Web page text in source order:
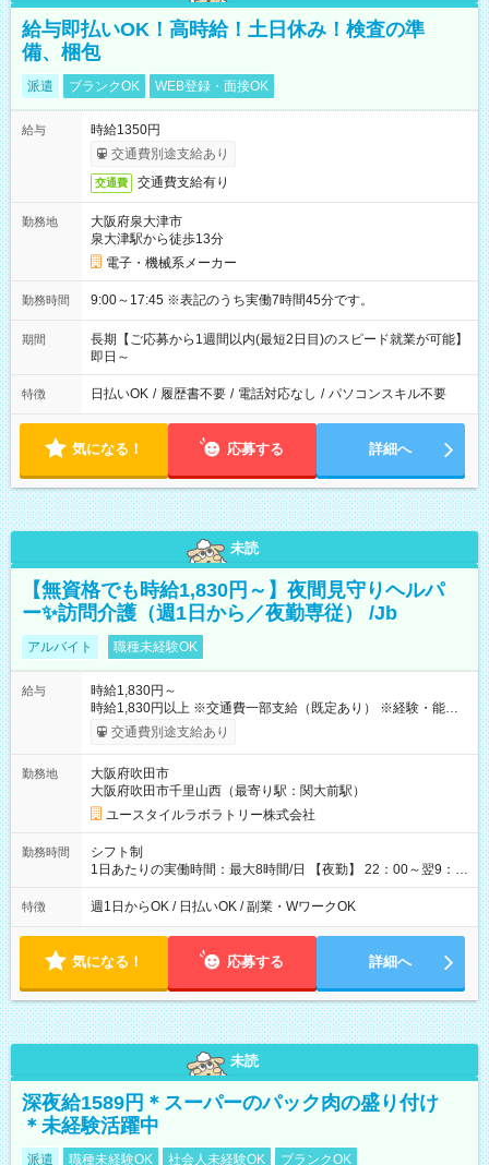
給与即払いOK！高時給！土日休み！検査の準
備、梱包
派遣 ブランクOK WEB登録・面接OK
給与
時給1350円
交通費別途支給あり
交通費 交通費支給有り
勤務地
大阪府泉大津市
泉大津駅から徒歩13分
電子・機械系メーカー
勤務時間 9:00～17:45 ※表記のうち実働7時間45分です。
期間
長期【ご応募から1週間以内(最短2日目)のスピード就業が可能】
即日～
特徴 日払いOK / 履歴書不要 / 電話対応なし / パソコンスキル不要
気になる！ 応募する 詳細へ
未読
【無資格でも時給1,830円～】夜間見守りヘルパ
ー✨訪問介護（週1日から／夜勤専従） /Jb
アルバイト 職種未経験OK
給与
時給1,830円～
時給1,830円以上 ※交通費一部支給（既定あり） ※経験・能力を
考慮して決定します 【収入例】 週1回勤務の場合：1,830円×8時
間×4回=5万8,560円 週3回勤務の場合：1,830円×8時間×12回
月 ※ 雇用形態と給与に、本採用時と異なる部分があります。 雇
用形態：本採用時と同じです。 給与：時給 1,610円以上
交通費別途支給あり
勤務地
大阪府吹田市
大阪府吹田市千里山西（最寄り駅：関大前駅）
ユースタイルラボラトリー株式会社
勤務時間
シフト制
1日あたりの実働時間：最大8時間/日 【夜勤】 22：00～翌9：
00 ※週1日～OK ／ 夜勤専従 ＊＊ 勤務時間例 ＊＊ ■22時か
ら翌7時 ■23時から翌8時 ■24時から翌9時 など ※上記の時間
ます。 ※曜日固定（毎週同じ曜日での勤務となります）
特徴 週1日からOK / 日払いOK / 副業・WワークOK
気になる！ 応募する 詳細へ
未読
深夜給1589円＊スーパーのパック肉の盛り付け
＊未経験活躍中
派遣 職種未経験OK 社会人未経験OK ブランクOK